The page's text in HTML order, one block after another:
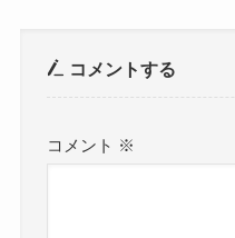
コメントする
コメント ※